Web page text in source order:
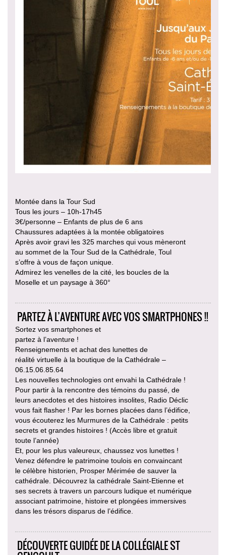
Montée dans la Tour Sud
Tous les jours – 10h-17h45
3€/personne – Enfants de plus de 6 ans
Chaussures adaptées à la montée obligatoires
Après avoir gravi les 325 marches qui vous mèneront
au sommet de la Tour Sud de la Cathédrale, Toul
s’offre à vous de façon unique.
Admirez les venelles de la cité, les boucles de la
Moselle et un paysage à 360°
PARTEZ À L’AVENTURE AVEC VOS SMARTPHONES !!
Sortez vos smartphones et
partez à l’aventure !
Renseignements et achat des lunettes de
réalité virtuelle à la boutique de la Cathédrale –
06.15.06.85.64
Les nouvelles technologies ont envahi la Cathédrale !
Pour partir à la rencontre des témoins du passé, de
leurs anecdotes et des histoires insolites, Radio Déclic
vous fait flasher ! Par les bornes placées dans l’édifice,
vous écouterez les Murmures de la Cathédrale : petits
secrets et grandes histoires ! (Accès libre et gratuit
toute l’année)
Et, pour les plus valeureux, chaussez vos lunettes !
Venez défendre le patrimoine toulois en convaincant
le célèbre historien, Prosper Mérimée de sauver la
cathédrale. Découvrez la cathédrale Saint-Etienne et
ses secrets à travers un parcours ludique et numérique
associant patrimoine, histoire et plongées immersives
dans les trésors disparus de l’édifice.
DÉCOUVERTE GUIDÉE DE LA COLLÉGIALE ST